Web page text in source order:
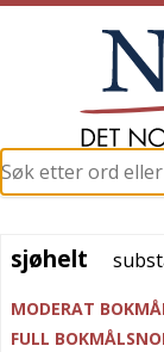
sjøhelt
sjøhelt
MODERAT
FULL